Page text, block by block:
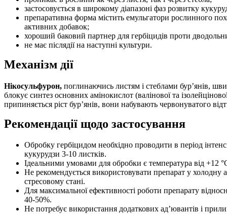
застосовується в широкому діапазоні фаз розвитку
препаративна форма містить емульгатори рослинного
активних добавок;
хороший баковий партнер для гербіцидів проти
не має післядії на наступні культури.
Механізм дії
Нікосульфурон, поглинаючись листям і стеблами бур’янів,
блокує синтез основних амінокислот (валінової та
припиняється ріст бур’янів, вони набувають червонуватого
Рекомендації щодо застосування
Обробку гербіцидом необхідно проводити в період
кукурудзи 3-10 листків.
Ідеальними умовами для обробки є температура від +12
Не рекомендується використовувати препарат у холодну
стресовому стані.
Для максимальної ефективності роботи препарату
40-50%.
Не потребує використання додаткових ад’ювантів і